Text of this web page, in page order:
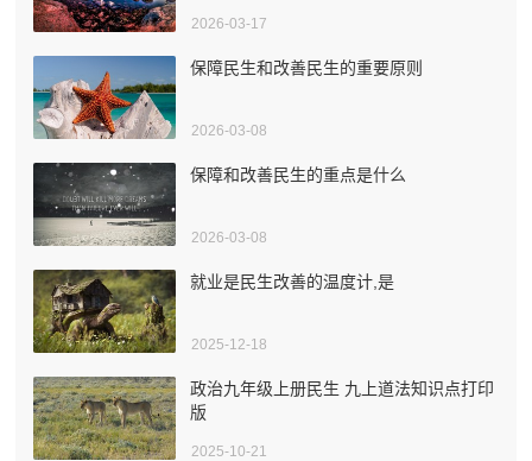
2026-03-17
保障民生和改善民生的重要原则
2026-03-08
保障和改善民生的重点是什么
2026-03-08
就业是民生改善的温度计,是
2025-12-18
政治九年级上册民生 九上道法知识点打印
版
2025-10-21